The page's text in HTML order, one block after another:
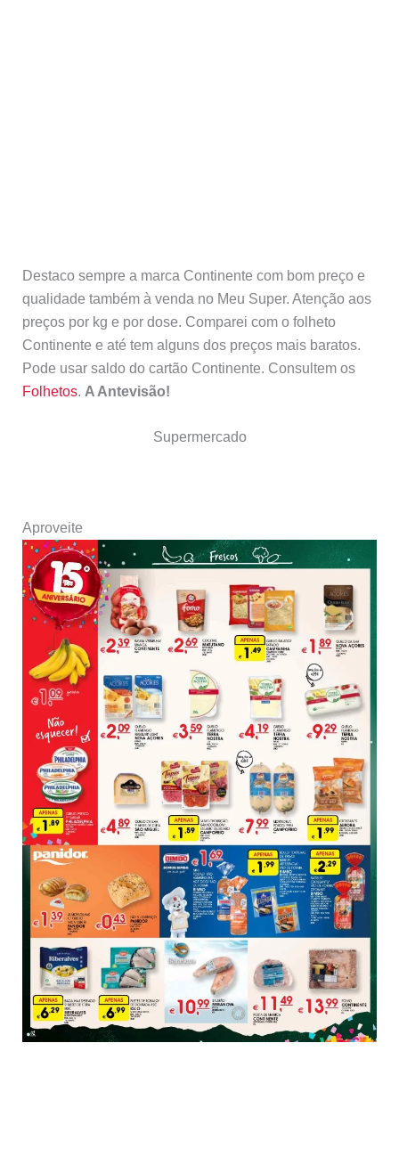
Destaco sempre a marca Continente com bom preço e
qualidade também à venda no Meu Super. Atenção aos
preços por kg e por dose. Comparei com o folheto
Continente e até tem alguns dos preços mais baratos.
Pode usar saldo do cartão Continente. Consultem os
Folhetos. A Antevisão!
Supermercado
Aproveite